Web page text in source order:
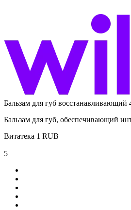
Бальзам для губ восстанавливающий
Бальзам для губ, обеспечивающий
Витатека 1 RUB
5